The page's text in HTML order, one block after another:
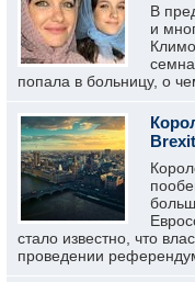
В
и
попала в больницу, о
стало известно, что
проведении